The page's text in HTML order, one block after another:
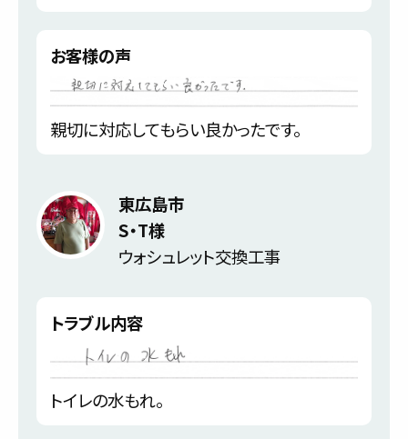
お客様の声
親切に対応してもらい良かったです。
東広島市
S・T様
ウォシュレット交換工事
トラブル内容
トイレの水もれ。